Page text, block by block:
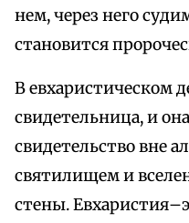
нем, через него
становится
В евхаристическом
свидетельница, и
свидетельство вне
святилищем и
стены.